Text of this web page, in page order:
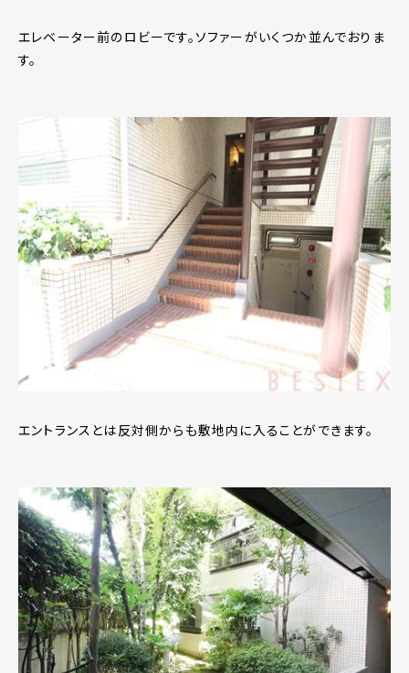
エレベーター前のロビーです。ソファーがいくつか並んでおりま
す。
エントランスとは反対側からも敷地内に入ることができます。